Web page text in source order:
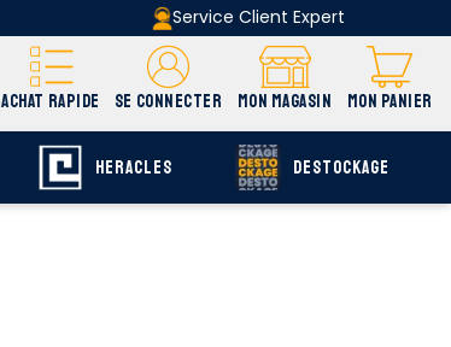
Service Client Expert
ACHAT RAPIDE SE CONNECTER MON MAGASIN MON PANIER
HERACLES DESTOCKAGE